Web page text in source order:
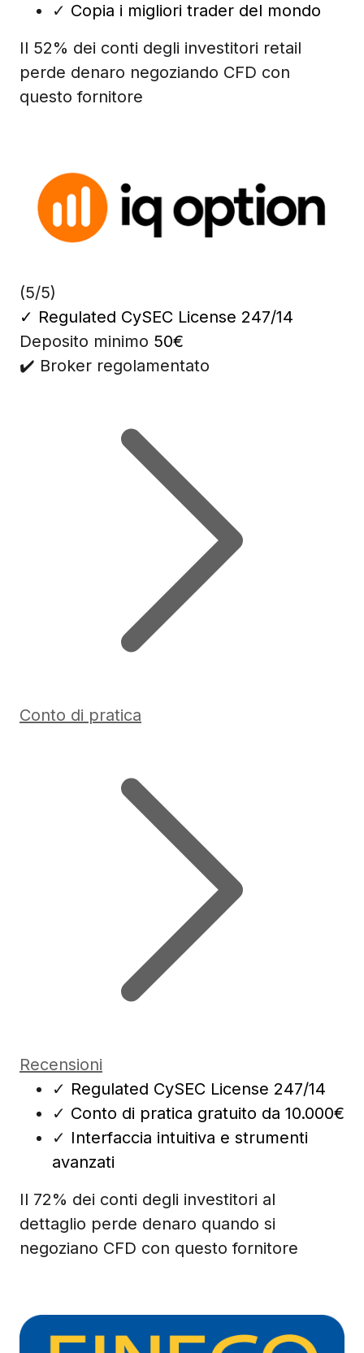
✓ Copia i migliori trader del mondo
Il 52% dei conti degli investitori retail
perde denaro negoziando CFD con
questo fornitore
(5/5)
✓ Regulated CySEC License 247/14
Deposito minimo 50€
✔️ Broker regolamentato
Conto di pratica
Recensioni
✓ Regulated CySEC License 247/14
✓ Conto di pratica gratuito da 10.000€
✓ Interfaccia intuitiva e strumenti
avanzati
Il 72% dei conti degli investitori al
dettaglio perde denaro quando si
negoziano CFD con questo fornitore